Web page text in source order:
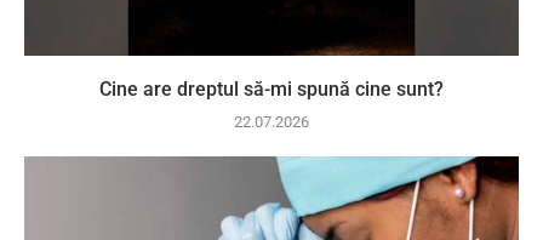
Cine are dreptul să-mi spună cine sunt?
22.07.2026